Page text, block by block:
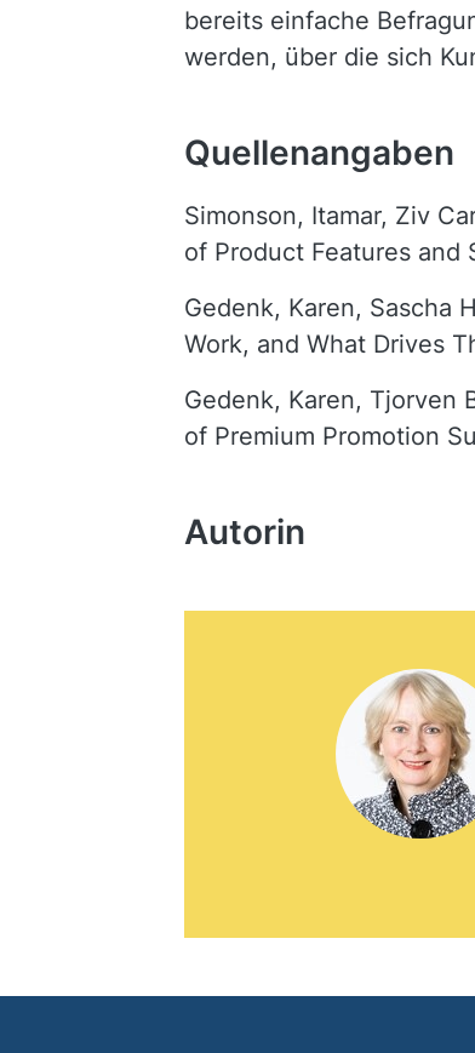
bereits einfache
werden, über die sich
Quellenangaben
Simonson, Itamar, Ziv
of Product Features and
Gedenk, Karen, Sascha
Work, and What Drives
Gedenk, Karen, Tjorven
of Premium Promotion
Autorin